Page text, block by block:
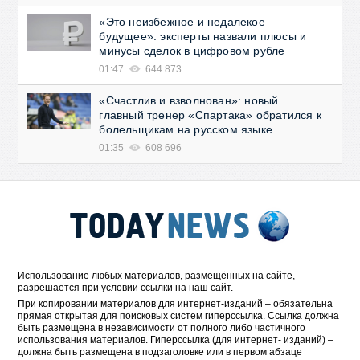
«Это неизбежное и недалекое
будущее»: эксперты назвали плюсы и
минусы сделок в цифровом рубле
01:47 644 873
«Счастлив и взволнован»: новый
главный тренер «Спартака» обратился к
болельщикам на русском языке
01:35 608 696
Использование любых материалов, размещённых на сайте,
разрешается при условии ссылки на наш сайт.
При копировании материалов для интернет-изданий – обязательна
прямая открытая для поисковых систем гиперссылка. Ссылка должна
быть размещена в независимости от полного либо частичного
использования материалов. Гиперссылка (для интернет- изданий) –
должна быть размещена в подзаголовке или в первом абзаце